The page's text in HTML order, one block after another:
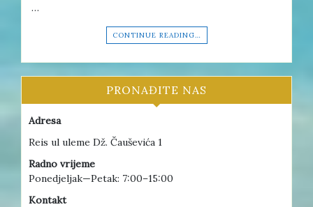
…
CONTINUE READING…
PRONAĐITE NAS
Adresa
Reis ul uleme Dž. Čauševića 1
Radno vrijeme
Ponedjeljak—Petak: 7:00–15:00
Kontakt